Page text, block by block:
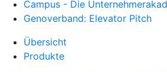
Campus - Die
Genoverband: Elevator Pitch
Übersicht
Produkte